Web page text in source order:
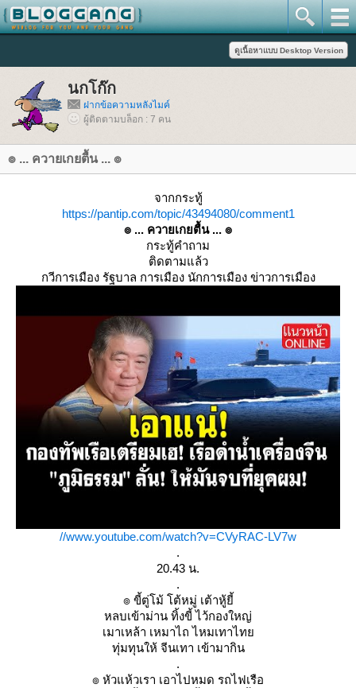
นกโก๊ก
ฝากข้อความหลังไมค์
ผู้ติดตามบล็อก : 7 คน
๏ ... ควายเกยตื้น ... ๏
จากกระทู้
https://pantip.com/topic/43494080/comment1
๏ ... ควายเกยตื้น ... ๏
กระทู้คำถาม
ติดตามแล้ว
กวีการเมือง รัฐบาล การเมือง นักการเมือง ข่าวการเมือง
//www.youtube.com/watch?v=CVyRAC-LV7w
.
20.43 น.
.
๏ ขี้ตู่โม้ โต้หมู่ เต้าหู้ยี้
หลบเข้าม่าน ทิ้งขี้ ไว้กองใหญ่
เมาเหล้า เหมาไถ ไหมเทาไท
ทุ่มทุนให้ จีนเทา เข้ามากิน
.
๏ หัวแห้วเรา เอาไปหมด รถไฟเรือ